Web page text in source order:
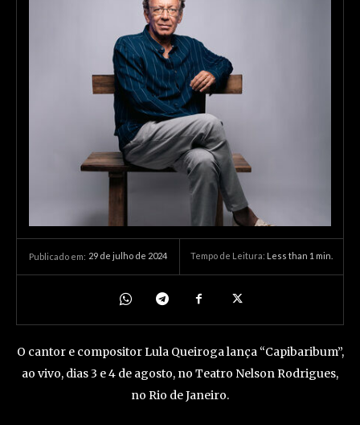
Publicado em: 29 de julho de 2024 Tempo de Leitura: Less than 1 min.
O cantor e compositor Lula Queiroga lança “Capibaribum”,
ao vivo, dias 3 e 4 de agosto, no Teatro Nelson Rodrigues,
no Rio de Janeiro.